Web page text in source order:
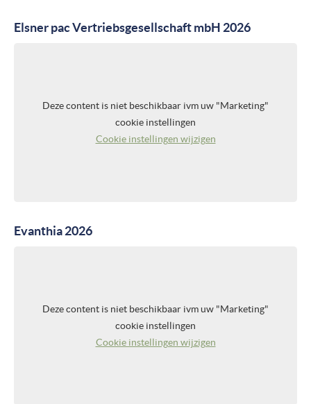
Elsner pac Vertriebsgesellschaft mbH 2026
Deze content is niet beschikbaar ivm uw "Marketing"
cookie instellingen
Cookie instellingen wijzigen
Evanthia 2026
Deze content is niet beschikbaar ivm uw "Marketing"
cookie instellingen
Cookie instellingen wijzigen